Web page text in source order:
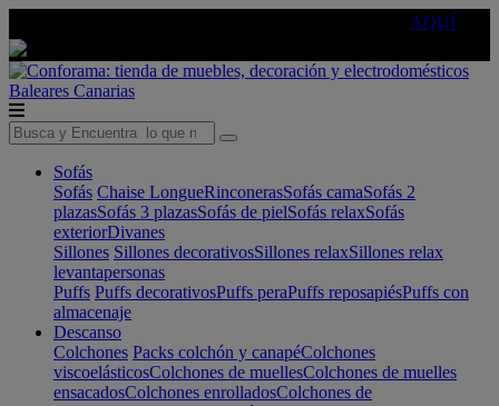
AQUÍ
Baleares Canarias
Sofás
Sofás Chaise LongueRinconerasSofás camaSofás 2
plazasSofás 3 plazasSofás de pielSofás relaxSofás
exteriorDivanes
Sillones Sillones decorativosSillones relaxSillones relax
levantapersonas
Puffs Puffs decorativosPuffs peraPuffs reposapiésPuffs con
almacenaje
Descanso
Colchones Packs colchón y canapéColchones
viscoelásticosColchones de muellesColchones de muelles
ensacadosColchones enrolladosColchones de